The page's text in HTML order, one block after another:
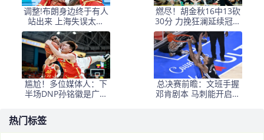
调整!布朗身边终于有人
站出来 上海失误太多
+犯规困扰
燃尽！胡金秋16中13砍
30分 力挽狂澜延续冠军
悬念
尴尬！多位媒体人：下
半场DNP孙铭徽是广厦
总决赛前瞻：文班手握
邓肯剧本 马刺能开启新
热门标签